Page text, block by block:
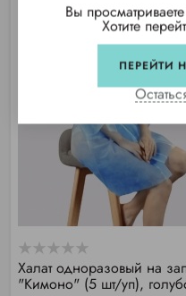
Халат одноразовый на
"Кимоно" (5 шт/уп),
Вы
Хотите
ПЕРЕЙТИ